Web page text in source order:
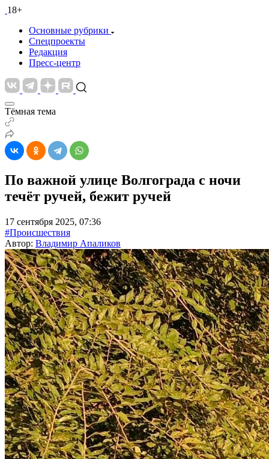
18+
Основные рубрики
Спецпроекты
Редакция
Пресс-центр
Тёмная тема
По важной улице Волгограда с ночи
течёт ручей, бежит ручей
17 сентября 2025, 07:36
#Происшествия
Автор: Владимир Апаликов